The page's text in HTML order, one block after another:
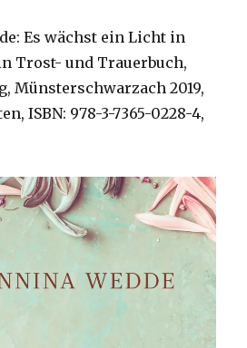
Es wächst ein Licht in
Trost- und Trauerbuch,
Münsterschwarzach 2019,
ISBN: 978-3-7365-0228-4,